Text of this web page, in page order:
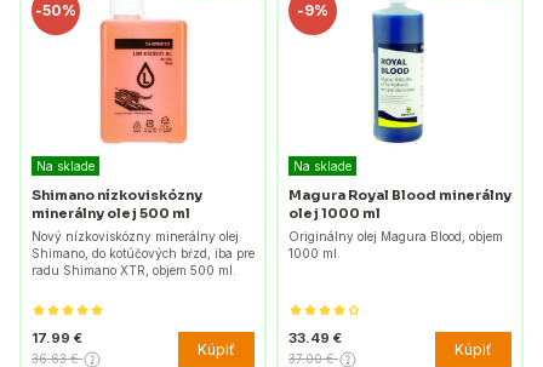
-50%
Na sklade
Shimano nízkoviskózny
minerálny olej 500 ml
Nový nízkoviskózny minerálny olej
Shimano, do kotúčových bŕzd, iba pre
radu Shimano XTR, objem 500 ml.
17.99 €
36.63 € Kúpiť
-9%
Na sklade
Magura Royal Blood minerálny
olej 1000 ml
Originálny olej Magura Blood, objem
1000 ml.
33.49 €
37.00 € Kúpiť